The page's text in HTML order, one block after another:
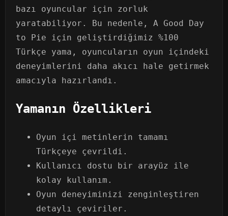
bazı oyuncular için zorluk
yaratabiliyor. Bu nedenle, A Good Day
to Pie için geliştirdiğimiz %100
Türkçe yama, oyuncuların oyun içindeki
deneyimlerini daha akıcı hale getirmek
amacıyla hazırlandı.
Yamanın Özellikleri
Oyun içi metinlerin tamamı
Türkçeye çevrildi.
Kullanıcı dostu bir arayüz ile
kolay kullanım.
Oyun deneyiminizi zenginleştiren
detaylı çeviriler.